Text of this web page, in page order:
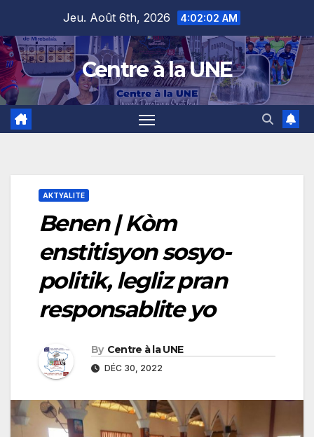
content
Jeu. Août 6th, 2026 4:02:03 AM
Centre à la UNE
AKTYALITE
Benen | Kòm
enstitisyon sosyo-
politik, legliz pran
responsablite yo
By Centre à la UNE
DÉC 30, 2022